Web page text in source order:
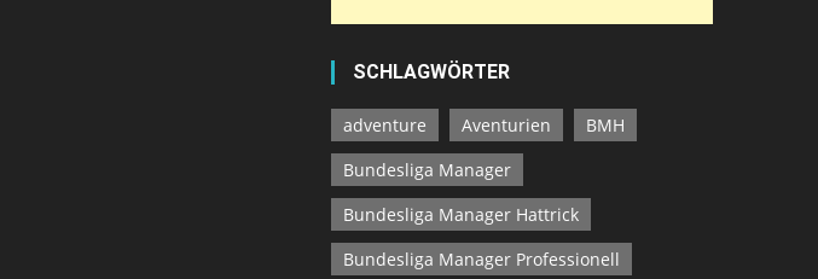
SCHLAGWÖRTER
adventure Aventurien
BMH
Bundesliga Manager
Bundesliga Manager Hattrick
Bundesliga Manager Professionell